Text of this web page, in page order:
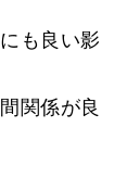
も良い影
関係が良